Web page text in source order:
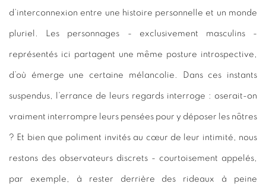
d’interconnexion entre une histoire personnelle et un monde
pluriel. Les personnages - exclusivement masculins -
représentés ici partagent une même posture introspective,
d’où émerge une certaine mélancolie. Dans ces instants
suspendus, l’errance de leurs regards interroge : oserait-on
vraiment interrompre leurs pensées pour y déposer les nôtres
? Et bien que poliment invités au cœur de leur intimité, nous
restons des observateurs discrets - courtoisement appelés,
par exemple, à rester derrière des rideaux à peine